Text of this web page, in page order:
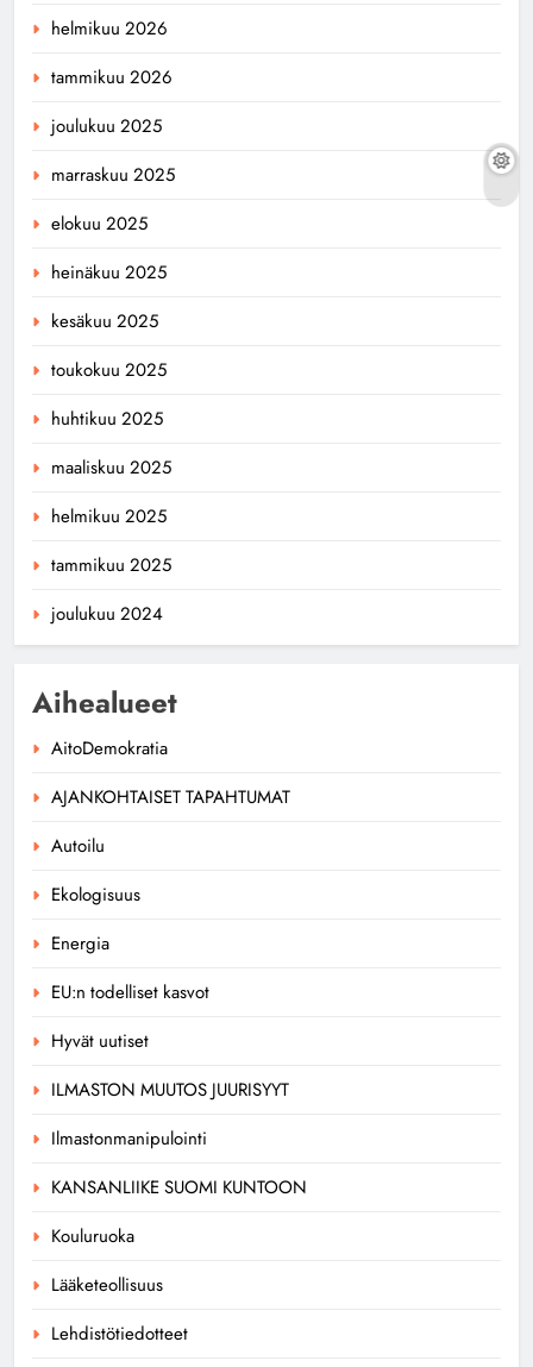
helmikuu 2026
tammikuu 2026
joulukuu 2025
marraskuu 2025
elokuu 2025
heinäkuu 2025
kesäkuu 2025
toukokuu 2025
huhtikuu 2025
maaliskuu 2025
helmikuu 2025
tammikuu 2025
joulukuu 2024
Aihealueet
AitoDemokratia
AJANKOHTAISET TAPAHTUMAT
Autoilu
Ekologisuus
Energia
EU:n todelliset kasvot
Hyvät uutiset
ILMASTON MUUTOS JUURISYYT
Ilmastonmanipulointi
KANSANLIIKE SUOMI KUNTOON
Kouluruoka
Lääketeollisuus
Lehdistötiedotteet